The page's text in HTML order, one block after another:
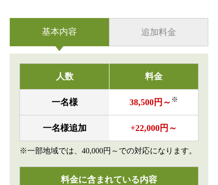
基本内容 追加料金
人数 料金
一名様 38,500円～ ※
一名様追加 +22,000円～
※一部地域では、40,000円～での対応になります。
料金に含まれている内容